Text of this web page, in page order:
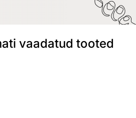
vaadatud tooted